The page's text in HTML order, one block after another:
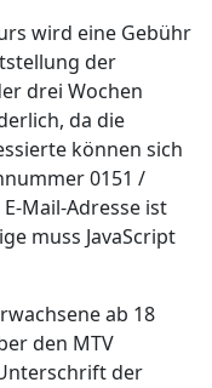
wird eine Gebühr
der
drei Wochen
da die
können sich
0151 /
E-Mail-Adresse ist
muss JavaScript
ab 18
den MTV
der